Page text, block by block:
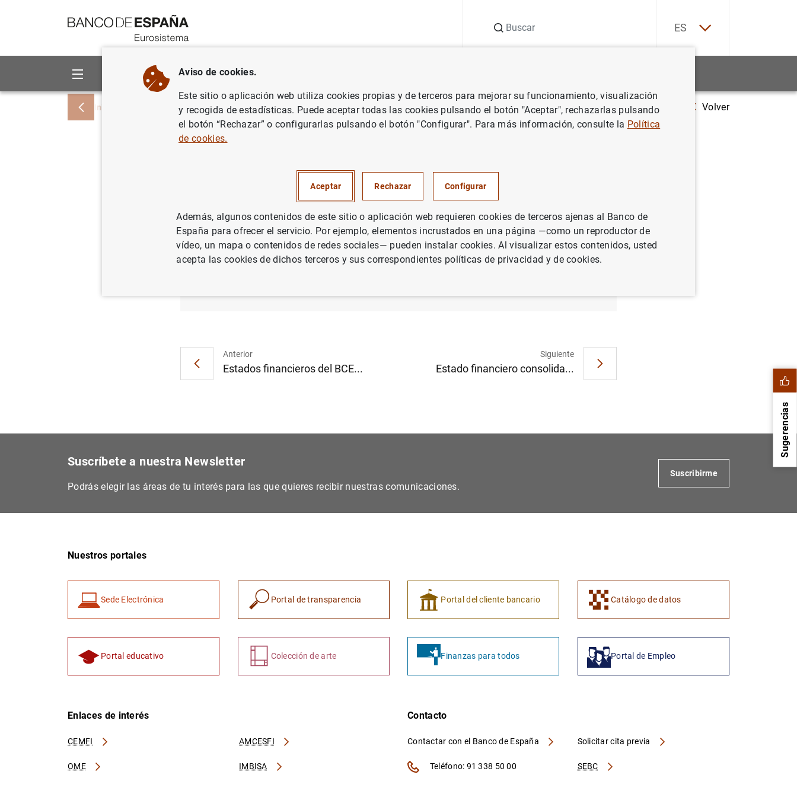
ES
Sobre el Banco Áreas de actuación
Inicio Noticias y eventos Noticias del Banco Central Europeo Notas de prensa del Banco Central Europeo Balanza de pagos mensual de la zona del euro (diciembre de 2015)
Volver
(diciembre de 2015)
18/02/2016
Anterior
Estados financieros del BCE...
Siguiente
Estado financiero consolida...
Sugerencias
Suscríbete a nuestra Newsletter
Podrás elegir las áreas de tu interés para las que quieres recibir nuestras comunicaciones.
Suscribirme
Nuestros portales
Sede Electrónica Portal de transparencia Portal del cliente bancario Catálogo de datos
Portal educativo Colección de arte Finanzas para todos Portal de Empleo
Enlaces de interés
CEMFI AMCESFI
OME IMBISA
Contacto
Contactar con el Banco de España
SEBC
Solicitar cita previa
Teléfono: 91 338 50 00
Aviso de cookies.
Este sitio o aplicación web utiliza cookies propias y de terceros para mejorar su funcionamiento, visualización
y recogida de estadísticas. Puede aceptar todas las cookies pulsando el botón "Aceptar", rechazarlas pulsando
el botón “Rechazar” o configurarlas pulsando el botón "Configurar". Para más información, consulte la Política
de cookies.
Aceptar Rechazar Configurar
Además, algunos contenidos de este sitio o aplicación web requieren cookies de terceros ajenas al Banco de
España para ofrecer el servicio. Por ejemplo, elementos incrustados en una página —como un reproductor de
vídeo, un mapa o contenidos de redes sociales— pueden instalar cookies. Al visualizar estos contenidos, usted
acepta las cookies de dichos terceros y sus correspondientes políticas de privacidad y de cookies.